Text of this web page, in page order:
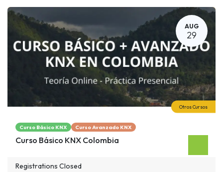
AUG
29
Otros Cursos
Curso Básico KNX Curso Avanzado KNX
Curso Básico KNX Colombia
Registrations Closed